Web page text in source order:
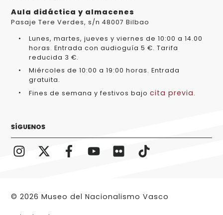
Aula didáctica y almacenes
Pasaje Tere Verdes, s/n 48007 Bilbao
Lunes, martes, jueves y viernes de 10:00 a 14.00
horas. Entrada con audioguía 5 €. Tarifa
reducida 3 €.
Miércoles de 10:00 a 19:00 horas. Entrada
gratuita.
Fines de semana y festivos bajo cita previa.
SÍGUENOS
© 2026 Museo del Nacionalismo Vasco